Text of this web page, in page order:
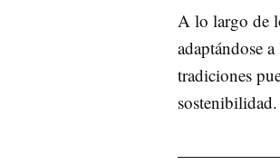
A lo largo de
adaptándose
tradiciones
sostenibilidad.